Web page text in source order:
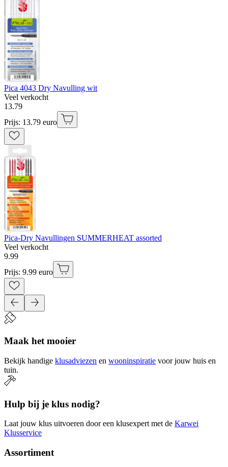
Pica 4043 Dry Navulling wit
Veel verkocht
13.79
Prijs: 13.79 euro
Pica-Dry Navullingen SUMMERHEAT assorted
Veel verkocht
9.99
Prijs: 9.99 euro
Maak het mooier
Bekijk handige klusadviezen en wooninspiratie voor jouw huis en
tuin.
Hulp bij je klus nodig?
Laat jouw klus uitvoeren door een klusexpert met de Karwei
Klusservice
Assortiment